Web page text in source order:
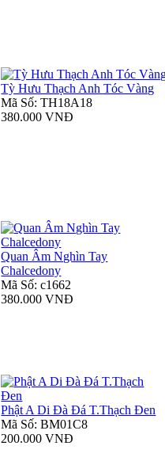
Tỳ Hưu Thạch Anh Tóc Vàng
Mã Số: TH18A18
380.000 VNĐ
Quan Âm Nghìn Tay
Chalcedony
Mã Số: c1662
380.000 VNĐ
Phật A Di Đà Đá T.Thạch Đen
Mã Số: BM01C8
200.000 VNĐ